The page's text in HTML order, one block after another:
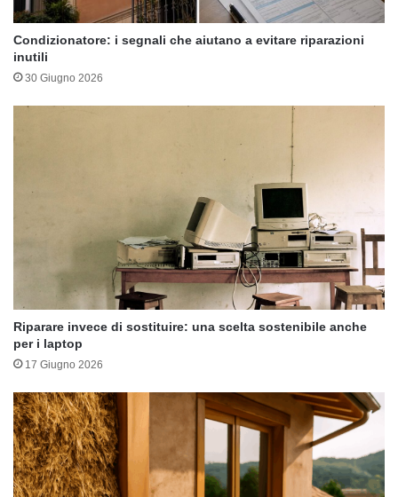
Condizionatore: i segnali che aiutano a evitare riparazioni
inutili
30 Giugno 2026
Riparare invece di sostituire: una scelta sostenibile anche
per i laptop
17 Giugno 2026